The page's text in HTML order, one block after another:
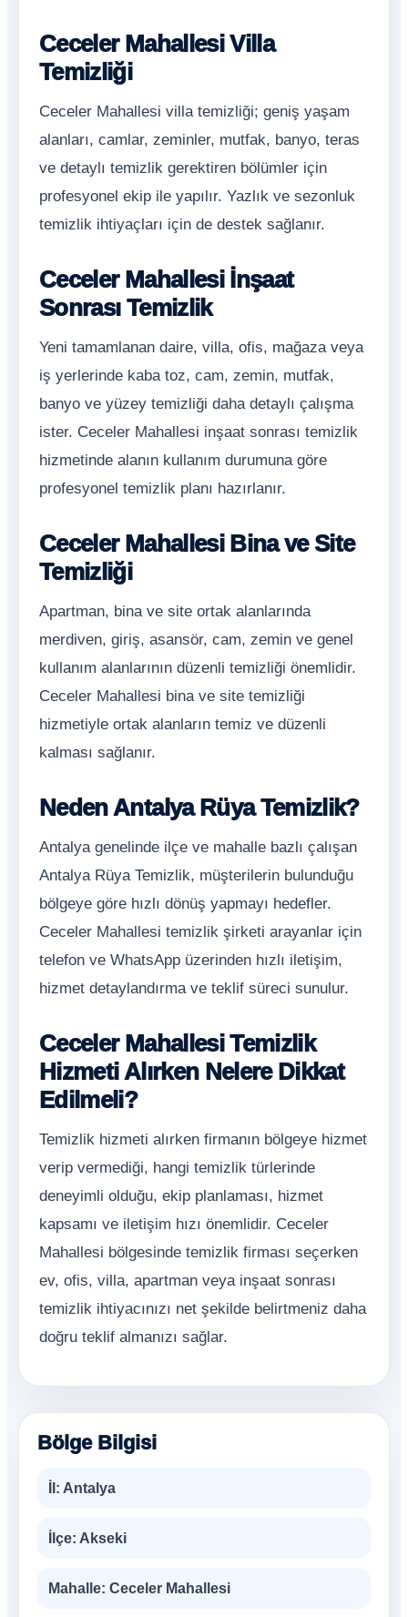
Ceceler Mahallesi Villa
Temizliği
Ceceler Mahallesi villa temizliği; geniş yaşam
alanları, camlar, zeminler, mutfak, banyo, teras
ve detaylı temizlik gerektiren bölümler için
profesyonel ekip ile yapılır. Yazlık ve sezonluk
temizlik ihtiyaçları için de destek sağlanır.
Ceceler Mahallesi İnşaat
Sonrası Temizlik
Yeni tamamlanan daire, villa, ofis, mağaza veya
iş yerlerinde kaba toz, cam, zemin, mutfak,
banyo ve yüzey temizliği daha detaylı çalışma
ister. Ceceler Mahallesi inşaat sonrası temizlik
hizmetinde alanın kullanım durumuna göre
profesyonel temizlik planı hazırlanır.
Ceceler Mahallesi Bina ve Site
Temizliği
Apartman, bina ve site ortak alanlarında
merdiven, giriş, asansör, cam, zemin ve genel
kullanım alanlarının düzenli temizliği önemlidir.
Ceceler Mahallesi bina ve site temizliği
hizmetiyle ortak alanların temiz ve düzenli
kalması sağlanır.
Neden Antalya Rüya Temizlik?
Antalya genelinde ilçe ve mahalle bazlı çalışan
Antalya Rüya Temizlik, müşterilerin bulunduğu
bölgeye göre hızlı dönüş yapmayı hedefler.
Ceceler Mahallesi temizlik şirketi arayanlar için
telefon ve WhatsApp üzerinden hızlı iletişim,
hizmet detaylandırma ve teklif süreci sunulur.
Ceceler Mahallesi Temizlik
Hizmeti Alırken Nelere Dikkat
Edilmeli?
Temizlik hizmeti alırken firmanın bölgeye hizmet
verip vermediği, hangi temizlik türlerinde
deneyimli olduğu, ekip planlaması, hizmet
kapsamı ve iletişim hızı önemlidir. Ceceler
Mahallesi bölgesinde temizlik firması seçerken
ev, ofis, villa, apartman veya inşaat sonrası
temizlik ihtiyacınızı net şekilde belirtmeniz daha
doğru teklif almanızı sağlar.
Bölge Bilgisi
İl: Antalya
İlçe: Akseki
Mahalle: Ceceler Mahallesi